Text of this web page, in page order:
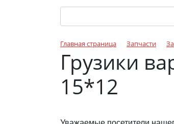
Главная страница Запчасти
Грузики
15*12